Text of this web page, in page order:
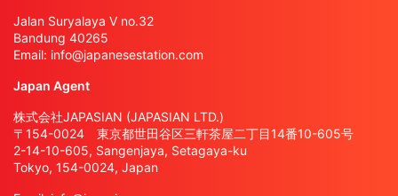
Jalan Suryalaya V no.32
Bandung 40265
Email: info@japanesestation.com
Japan Agent
株式会社JAPASIAN (JAPASIAN LTD.)
〒154-0024 東京都世田谷区三軒茶屋二丁目14番10-605号
2-14-10-605, Sangenjaya, Setagaya-ku
Tokyo, 154-0024, Japan